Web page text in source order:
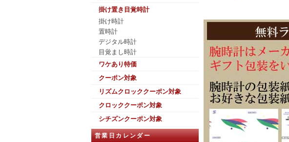
掛け置き目覚時計
掛け時計
置時計
デジタル時計
目覚まし時計
ワケあり特価
クーポン対象
リズムクロッククーポン対象
クロッククーポン対象
シチズンクーポン対象
営業日カレンダー